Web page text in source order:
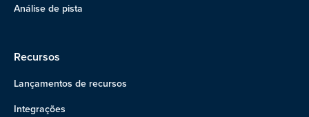
Análise de pista
Recursos
Lançamentos de recursos
Integrações